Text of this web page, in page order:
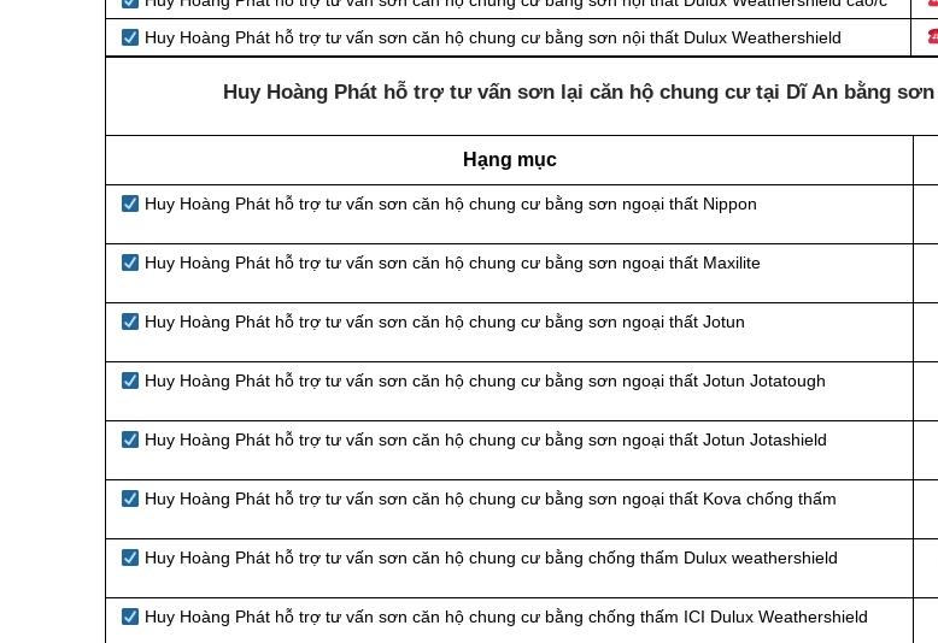
Huy Hoàng Phát hỗ trợ tư vấn sơn căn hộ chung cư bằng sơn nội thất Dulux Weathershield
Huy Hoàng Phát hỗ trợ tư vấn sơn lại căn hộ chung cư tại Dĩ An bằng
Hạng mục
Huy Hoàng Phát hỗ trợ tư vấn sơn căn hộ chung cư bằng sơn ngoại thất Nippon
Huy Hoàng Phát hỗ trợ tư vấn sơn căn hộ chung cư bằng sơn ngoại thất Maxilite
Huy Hoàng Phát hỗ trợ tư vấn sơn căn hộ chung cư bằng sơn ngoại thất Jotun
Huy Hoàng Phát hỗ trợ tư vấn sơn căn hộ chung cư bằng sơn ngoại thất Jotun Jotatough
Huy Hoàng Phát hỗ trợ tư vấn sơn căn hộ chung cư bằng sơn ngoại thất Jotun Jotashield
Huy Hoàng Phát hỗ trợ tư vấn sơn căn hộ chung cư bằng sơn ngoại thất Kova chống thấm
Huy Hoàng Phát hỗ trợ tư vấn sơn căn hộ chung cư bằng chống thấm Dulux weathershield
Huy Hoàng Phát hỗ trợ tư vấn sơn căn hộ chung cư bằng chống thấm ICI Dulux Weathershield